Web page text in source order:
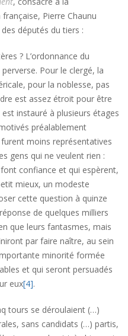
Pierre Chaunu
députés du tiers :
? L’ordonnance du
Pour le clergé, la
pour la noblesse, pas
est assez étroit pour être
instauré à plusieurs étages
préalablement
moins représentatives
gens qui ne veulent rien :
confiance et qui espèrent,
mieux, un modeste
cette question à quinze
de quelques milliers
que leurs fantasmes, mais
par faire naître, au sein
minorité formée
et qui seront persuadés
eux[4].
tours se déroulaient (…)
sans candidats (…) partis,